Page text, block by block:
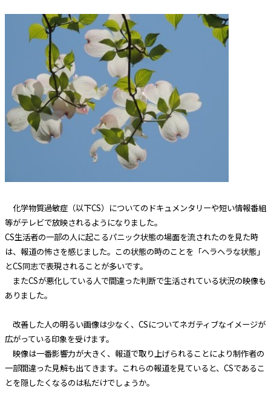
化学物質過敏症（以下CS）についてのドキュメンタリーや短い情報番組
等がテレビで放映されるようになりました。
CS生活者の一部の人に起こるパニック状態の場面を流されたのを見た時
は、報道の怖さを感じました。この状態の時のことを「ヘラヘラな状態」
とCS同志で表現されることが多いです。
またCSが悪化している人で間違った判断で生活されている状況の映像も
ありました。
改善した人の明るい画像は少なく、CSについてネガティブなイメージが
広がっている印象を受けます。
映像は一番影響力が大きく、報道で取り上げられることにより制作者の
一部間違った見解も出てきます。これらの報道を見ていると、CSであるこ
とを隠したくなるのは私だけでしょうか。